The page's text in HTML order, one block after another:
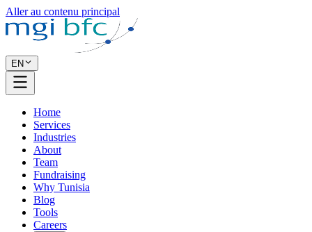
Aller au contenu principal
EN
Home
Services
Industries
About
Team
Fundraising
Why Tunisia
Blog
Tools
Careers